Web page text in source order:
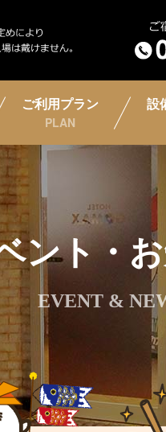
ご利用プラン
PLAN
設
ント・
EVENT &